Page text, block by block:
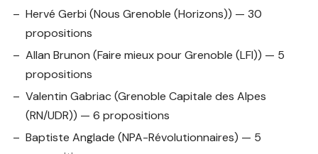
Hervé Gerbi (Nous Grenoble (Horizons)) — 30
propositions
Allan Brunon (Faire mieux pour Grenoble (LFI)) — 5
propositions
Valentin Gabriac(Grenoble Capitale des Alpes
(RN/UDR)) — 6 propositions
Baptiste Anglade (NPA-Révolutionnaires) — 5